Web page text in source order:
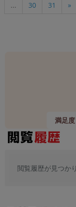
...
30 31 »
満足
閲覧履歴が見つか